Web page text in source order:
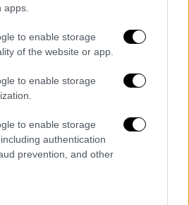
to enable storage
of the website or app.
to enable storage
to enable storage
authentication
prevention, and other
Φροντίδα Υγείας
εδώ και καιρό, αφού
η πρόσβαση των
υγείας και στις
μικρές
τανοσοκομεία
.
άλλωστε ότι ακόμη
αρκετά χρόνια από τις